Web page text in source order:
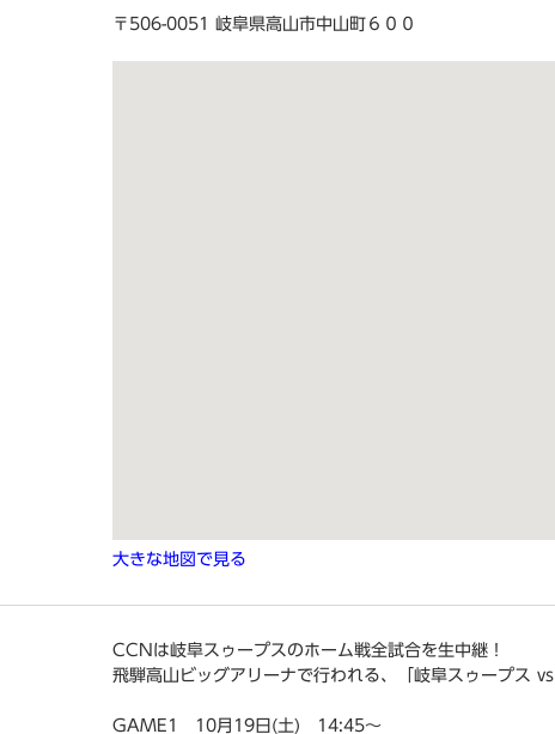
〒506-0051 岐阜県高山市中山町６００
大きな地図で見る
CCNは岐阜スゥープスのホーム戦全試合を生中継！
飛騨高山ビッグアリーナで行われる、「岐阜スゥープス
GAME1 10月19日(土) 14:45～